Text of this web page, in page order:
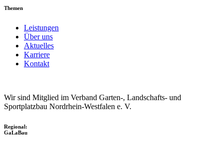
Themen
Leistungen
Über uns
Aktuelles
Karriere
Kontakt
Wir sind Mitglied im Verband Garten-, Landschafts- und
Sportplatzbau Nordrhein-Westfalen e. V.
Regional:
GaLaBau